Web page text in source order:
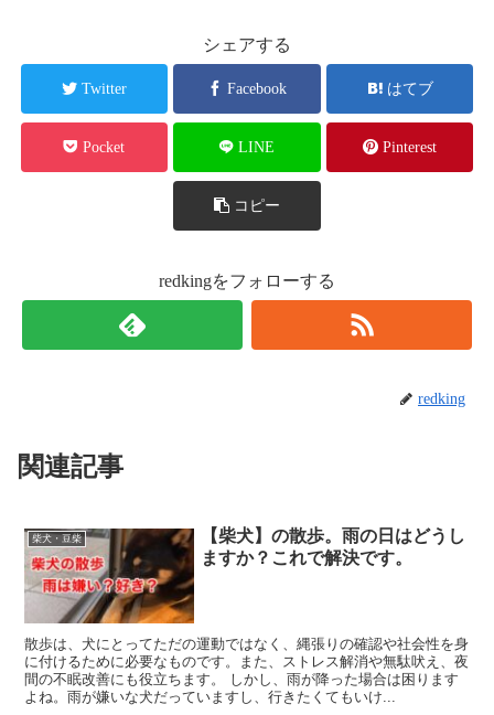
シェアする
Twitter Facebook はてブ
Pocket LINE Pinterest
コピー
redkingをフォローする
redking
関連記事
柴犬・豆柴
【柴犬】の散歩。雨の日はどうし
ますか？これで解決です。
散歩は、犬にとってただの運動ではなく、縄張りの確認や社会性を身
に付けるために必要なものです。また、ストレス解消や無駄吠え、夜
間の不眠改善にも役立ちます。 しかし、雨が降った場合は困ります
よね。雨が嫌いな犬だっていますし、行きたくてもいけ...